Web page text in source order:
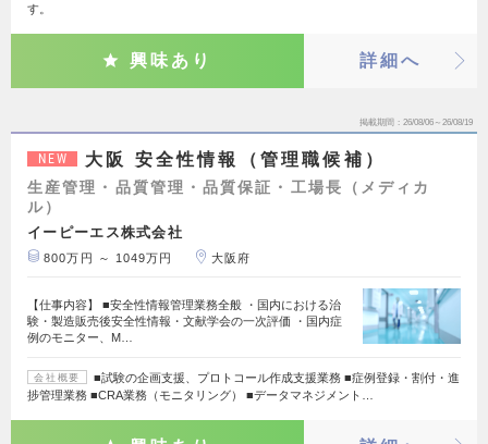
す。
興味あり 詳細へ
掲載期間 26/08/06～26/08/19
NEW 大阪 安全性情報（管理職候補）
生産管理・品質管理・品質保証・工場長（メディカ
ル）
イーピーエス株式会社
800万円 ～ 1049万円 大阪府
【仕事内容】 ■安全性情報管理業務全般 ・国内における治
験・製造販売後安全性情報・文献学会の一次評価 ・国内症
例のモニター、M…
会社概要
■試験の企画支援、プロトコール作成支援業務 ■症例登録・割付・進
捗管理業務 ■CRA業務（モニタリング） ■データマネジメント…